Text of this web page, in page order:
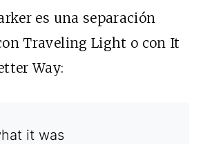
es una separación
Traveling Light o con It
Way:
it was